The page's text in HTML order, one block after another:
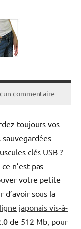
commentaire
toujours vos
sauvegardées
clés USB ?
n’est pas
votre petite
sous la
japonais vis-à-
de 512 Mb, pour